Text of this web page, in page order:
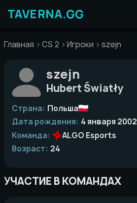
содержимому
Главная CS 2 Игроки szejn
szejn
Hubert Światły
Страна: Польша
Дата рождения: 4 января 2002
Команда:
ALGO Esports
Возраст: 24
УЧАСТИЕ В КОМАНДАХ